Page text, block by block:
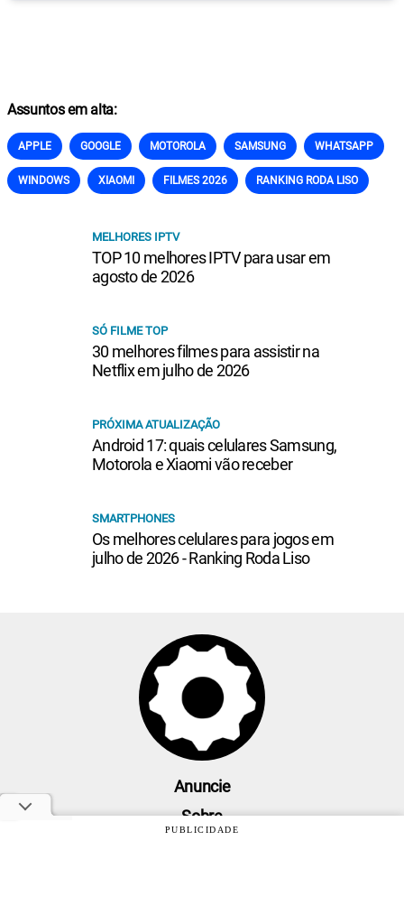
Assuntos em alta:
APPLE GOOGLE MOTOROLA SAMSUNG WHATSAPP
WINDOWS XIAOMI FILMES 2026 RANKING RODA LISO
MELHORES IPTV
TOP 10 melhores IPTV para usar em
agosto de 2026
SÓ FILME TOP
30 melhores filmes para assistir na
Netflix em julho de 2026
PRÓXIMA ATUALIZAÇÃO
Android 17: quais celulares Samsung,
Motorola e Xiaomi vão receber
SMARTPHONES
Os melhores celulares para jogos em
julho de 2026 - Ranking Roda Liso
Anuncie
Sobre
PUBLICIDADE